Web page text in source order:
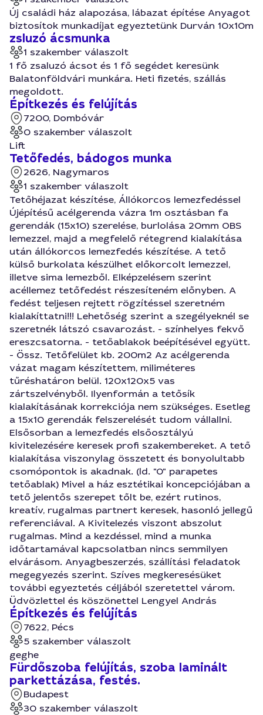
Új családi ház alapozása, lábazat építése Anyagot
biztosítok munkadíjat egyeztetünk Durván 10x10m
zsluzó ácsmunka
1 szakember válaszolt
1 fő zsaluzó ácsot és 1 fő segédet keresünk
Balatonföldvári munkára. Heti fizetés, szállás
megoldott.
Építkezés és felújítás
7200, Dombóvár
0 szakember válaszolt
Lift
Tetőfedés, bádogos munka
2626, Nagymaros
1 szakember válaszolt
Tetőhéjazat készítése, Állókorcos lemezfedéssel
Újépítésű acélgerenda vázra 1m osztásban fa
gerendák (15x10) szerelése, burlolása 20mm OBS
lemezzel, majd a megfelelő rétegrend kialakítása
után állókorcos lemezfedés készítése. A tető
külső burkolata készülhet előkorcolt lemezzel,
illetve sima lemezből. Elképzelésem szerint
acéllemez tetőfedést részesíteném előnyben. A
fedést teljesen rejtett rögzítéssel szeretném
kialakíttatni!!! Lehetőség szerint a szegélyeknél se
szeretnék látszó csavarozást. - színhelyes fekvő
ereszcsatorna. - tetőablakok beépítésével együtt.
- Össz. Tetőfelület kb. 200m2 Az acélgerenda
vázat magam készítettem, miliméteres
tűréshatáron belül. 120x120x5 vas
zártszelvényből. Ilyenformán a tetősík
kialakításának korrekciója nem szükséges. Esetleg
a 15x10 gerendák felszerelését tudom vállallni.
Elsősorban a lemezfedés elsőosztályú
kivitelezésére keresek profi szakembereket. A tető
kialakítása viszonylag összetett és bonyolultabb
csomópontok is akadnak. (ld. "0" parapetes
tetőablak) Mivel a ház esztétikai koncepciójában a
tető jelentős szerepet tőlt be, ezért rutinos,
kreatív, rugalmas partnert keresek, hasonló jellegű
referenciával. A Kivitelezés viszont abszolut
rugalmas. Mind a kezdéssel, mind a munka
időtartamával kapcsolatban nincs semmilyen
elvárásom. Anyagbeszerzés, szállítási feladatok
megegyezés szerint. Szíves megkeresésüket
további egyeztetés céljából szeretettel várom.
Üdvözlettel és köszönettel Lengyel András
Építkezés és felújítás
7622, Pécs
5 szakember válaszolt
geghe
Fürdőszoba felújítás, szoba laminált
parkettázása, festés.
Budapest
30 szakember válaszolt